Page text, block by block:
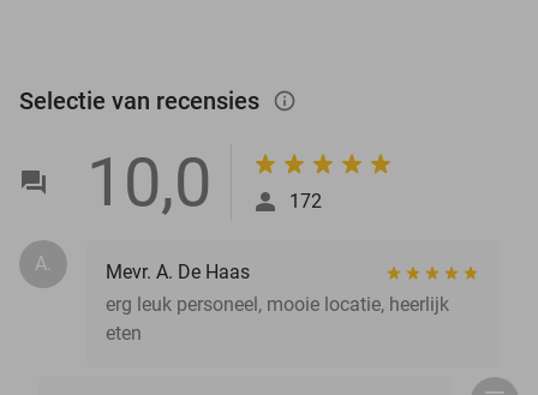
Selectie van recensies info_outlined
10,0 172
A.
Mevr. A. De Haas
erg leuk personeel, mooie locatie, heerlijk
eten